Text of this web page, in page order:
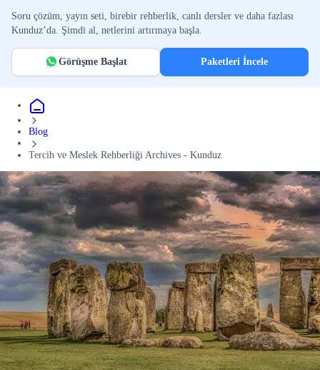
Soru çözüm, yayın seti, birebir rehberlik, canlı dersler ve daha fazlası
Kunduz’da. Şimdi al, netlerini artırmaya başla.
Görüşme Başlat Paketleri İncele
Blog
Tercih ve Meslek Rehberliği Archives - Kunduz